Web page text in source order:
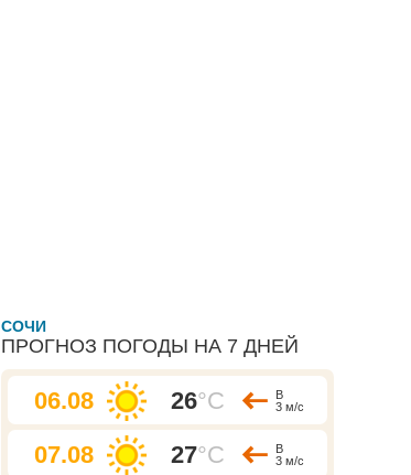
СОЧИ
ПРОГНОЗ ПОГОДЫ НА 7 ДНЕЙ
06.08 26°C
В
3 м/с
07.08 27°C
В
3 м/с